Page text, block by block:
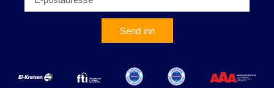
Send inn